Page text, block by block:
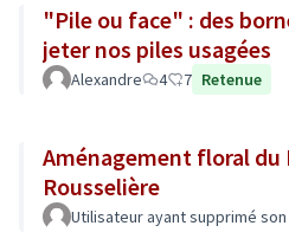
"Pile ou face" : des
jeter nos piles usagées
Alexandre 4 7 Retenue
Aménagement floral du
Rousselière
Utilisateur ayant supprimé